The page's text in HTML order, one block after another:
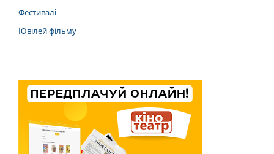
Фестивалі
Ювілей фільму